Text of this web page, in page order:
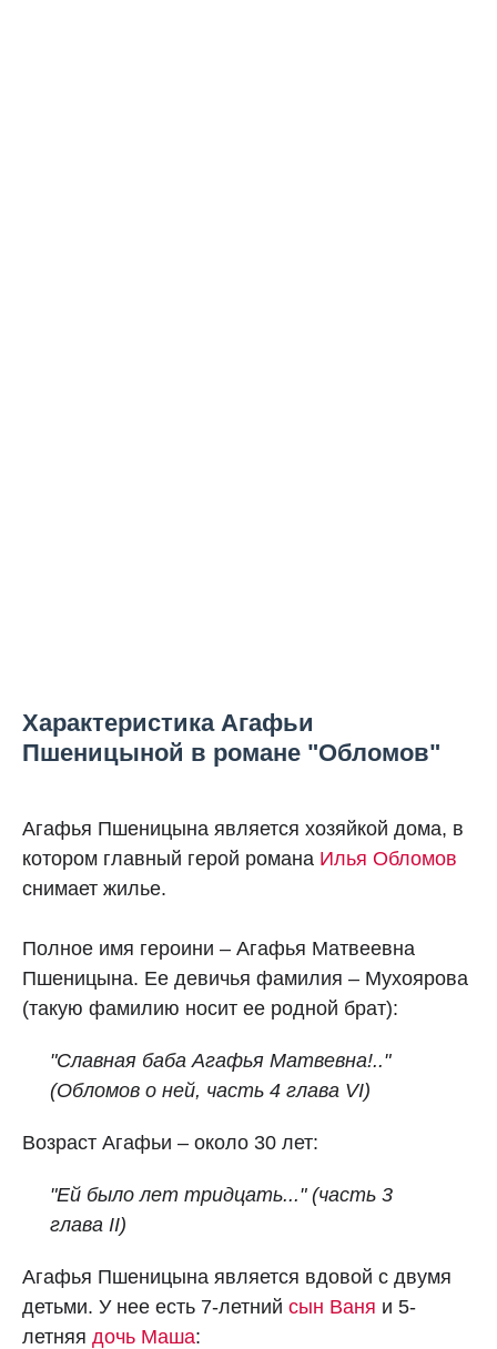
Характеристика Агафьи
Пшеницыной в романе "Обломов"
Агафья Пшеницына является хозяйкой дома, в
котором главный герой романа Илья Обломов
снимает жилье.
Полное имя героини – Агафья Матвеевна
Пшеницына. Ее девичья фамилия – Мухоярова
(такую фамилию носит ее родной брат):
"Славная баба Агафья Матвевна!.."
(Обломов о ней, часть 4 глава VI)
Возраст Агафьи – около 30 лет:
"Ей было лет тридцать..." (часть 3
глава II)
Агафья Пшеницына является вдовой с двумя
детьми. У нее есть 7-летний сын Ваня и 5-
летняя дочь Маша: